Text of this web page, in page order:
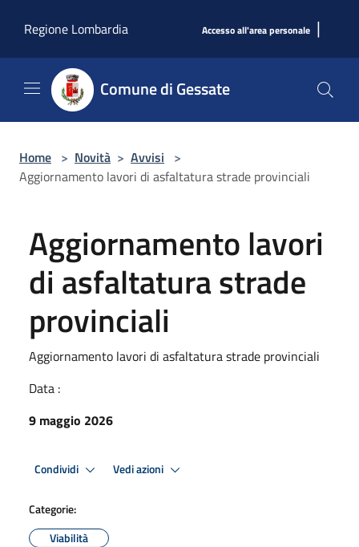
Regione Lombardia
Accesso all'area personale |
Comune di Gessate
Home > Novità > Avvisi >
Aggiornamento lavori di asfaltatura strade provinciali
Aggiornamento lavori
di asfaltatura strade
provinciali
Aggiornamento lavori di asfaltatura strade provinciali
Data :
9 maggio 2026
Condividi Vedi azioni
Categorie:
Viabilità